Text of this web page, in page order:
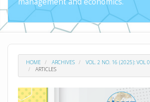
HOME ARCHIVES
VOL. 2 NO. 16 (2025): VOL
ARTICLES